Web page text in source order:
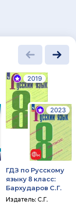
2019
2023
ГДЗ по Русскому
языку 8 класс:
Бархударов С.Г.
Издатель: С.Г.